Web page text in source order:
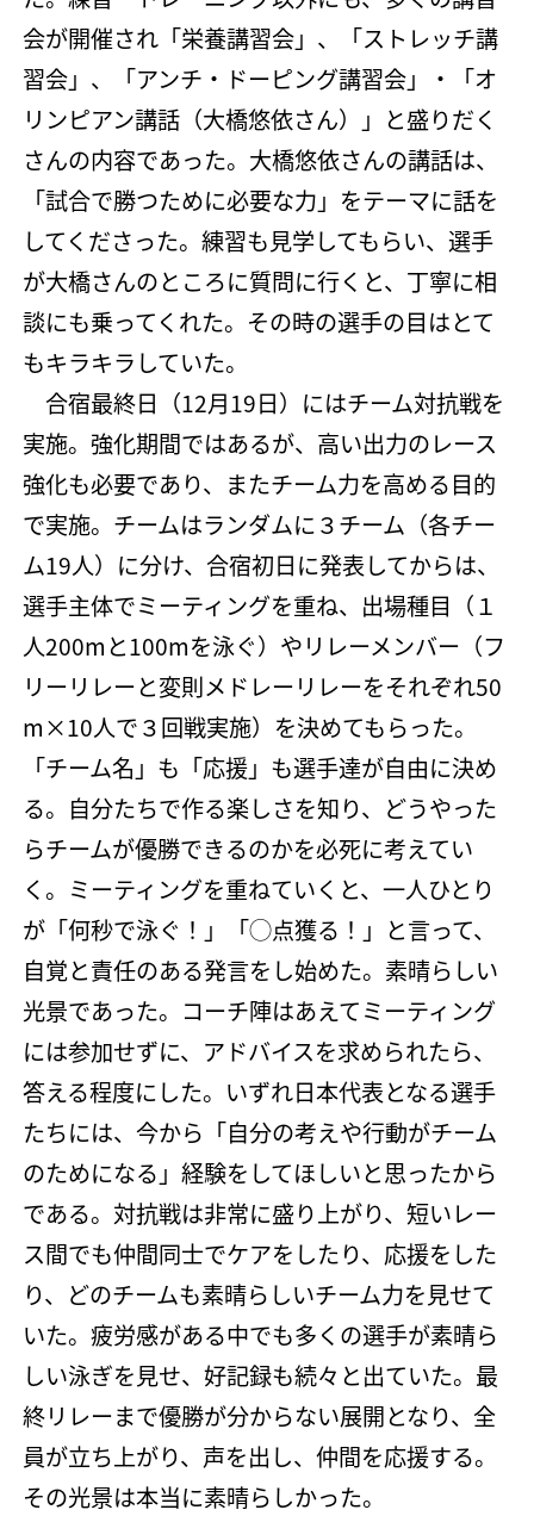
会が開催され「栄養講習会」、「ストレッチ講
習会」、「アンチ・ドーピング講習会」・「オ
リンピアン講話（大橋悠依さん）」と盛りだく
さんの内容であった。大橋悠依さんの講話は、
「試合で勝つために必要な力」をテーマに話を
してくださった。練習も見学してもらい、選手
が大橋さんのところに質問に行くと、丁寧に相
談にも乗ってくれた。その時の選手の目はとて
もキラキラしていた。
合宿最終日（12月19日）にはチーム対抗戦を
実施。強化期間ではあるが、高い出力のレース
強化も必要であり、またチーム力を高める目的
で実施。チームはランダムに３チーム（各チー
ム19人）に分け、合宿初日に発表してからは、
選手主体でミーティングを重ね、出場種目（１
人200mと100mを泳ぐ）やリレーメンバー（フ
リーリレーと変則メドレーリレーをそれぞれ50
m×10人で３回戦実施）を決めてもらった。
「チーム名」も「応援」も選手達が自由に決め
る。自分たちで作る楽しさを知り、どうやった
らチームが優勝できるのかを必死に考えてい
く。ミーティングを重ねていくと、一人ひとり
が「何秒で泳ぐ！」「◯点獲る！」と言って、
自覚と責任のある発言をし始めた。素晴らしい
光景であった。コーチ陣はあえてミーティング
には参加せずに、アドバイスを求められたら、
答える程度にした。いずれ日本代表となる選手
たちには、今から「自分の考えや行動がチーム
のためになる」経験をしてほしいと思ったから
である。対抗戦は非常に盛り上がり、短いレー
ス間でも仲間同士でケアをしたり、応援をした
り、どのチームも素晴らしいチーム力を見せて
いた。疲労感がある中でも多くの選手が素晴ら
しい泳ぎを見せ、好記録も続々と出ていた。最
終リレーまで優勝が分からない展開となり、全
員が立ち上がり、声を出し、仲間を応援する。
その光景は本当に素晴らしかった。